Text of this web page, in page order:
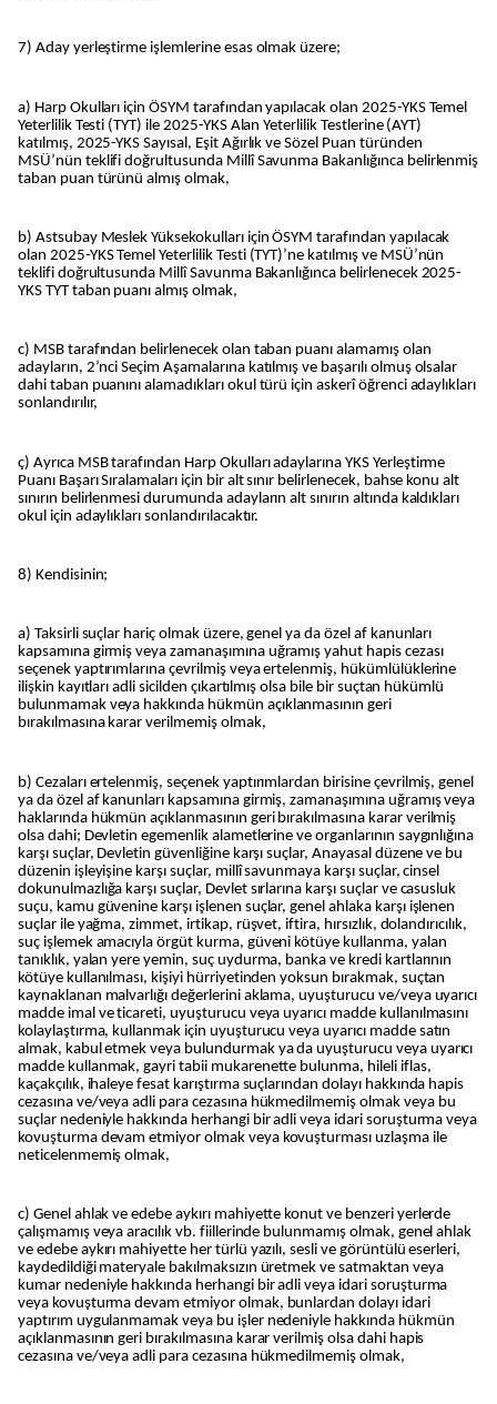
7) Aday yerleştirme işlemlerine esas olmak üzere;
a) Harp Okulları için ÖSYM tarafından yapılacak olan 2025-YKS Temel
Yeterlilik Testi (TYT) ile 2025-YKS Alan Yeterlilik Testlerine (AYT)
katılmış, 2025-YKS Sayısal, Eşit Ağırlık ve Sözel Puan türünden
MSÜ’nün teklifi doğrultusunda Millî Savunma Bakanlığınca belirlenmiş
taban puan türünü almış olmak,
b) Astsubay Meslek Yüksekokulları için ÖSYM tarafından yapılacak
olan 2025-YKS Temel Yeterlilik Testi (TYT)’ne katılmış ve MSÜ’nün
teklifi doğrultusunda Millî Savunma Bakanlığınca belirlenecek 2025-
YKS TYT taban puanı almış olmak,
c) MSB tarafından belirlenecek olan taban puanı alamamış olan
adayların, 2’nci Seçim Aşamalarına katılmış ve başarılı olmuş olsalar
dahi taban puanını alamadıkları okul türü için askerî öğrenci adaylıkları
sonlandırılır,
ç) Ayrıca MSB tarafından Harp Okulları adaylarına YKS Yerleştirme
Puanı Başarı Sıralamaları için bir alt sınır belirlenecek, bahse konu alt
sınırın belirlenmesi durumunda adayların alt sınırın altında kaldıkları
okul için adaylıkları sonlandırılacaktır.
8) Kendisinin;
a) Taksirli suçlar hariç olmak üzere, genel ya da özel af kanunları
kapsamına girmiş veya zamanaşımına uğramış yahut hapis cezası
seçenek yaptırımlarına çevrilmiş veya ertelenmiş, hükümlülüklerine
ilişkin kayıtları adli sicilden çıkartılmış olsa bile bir suçtan hükümlü
bulunmamak veya hakkında hükmün açıklanmasının geri
bırakılmasına karar verilmemiş olmak,
b) Cezaları ertelenmiş, seçenek yaptırımlardan birisine çevrilmiş, genel
ya da özel af kanunları kapsamına girmiş, zamanaşımına uğramış veya
haklarında hükmün açıklanmasının geri bırakılmasına karar verilmiş
olsa dahi; Devletin egemenlik alametlerine ve organlarının saygınlığına
karşı suçlar, Devletin güvenliğine karşı suçlar, Anayasal düzene ve bu
düzenin işleyişine karşı suçlar, millî savunmaya karşı suçlar, cinsel
dokunulmazlığa karşı suçlar, Devlet sırlarına karşı suçlar ve casusluk
suçu, kamu güvenine karşı işlenen suçlar, genel ahlaka karşı işlenen
suçlar ile yağma, zimmet, irtikap, rüşvet, iftira, hırsızlık, dolandırıcılık,
suç işlemek amacıyla örgüt kurma, güveni kötüye kullanma, yalan
tanıklık, yalan yere yemin, suç uydurma, banka ve kredi kartlarının
kötüye kullanılması, kişiyi hürriyetinden yoksun bırakmak, suçtan
kaynaklanan malvarlığı değerlerini aklama, uyuşturucu ve/veya uyarıcı
madde imal ve ticareti, uyuşturucu veya uyarıcı madde kullanılmasını
kolaylaştırma, kullanmak için uyuşturucu veya uyarıcı madde satın
almak, kabul etmek veya bulundurmak ya da uyuşturucu veya uyarıcı
madde kullanmak, gayri tabii mukarenette bulunma, hileli iflas,
kaçakçılık, ihaleye fesat karıştırma suçlarından dolayı hakkında hapis
cezasına ve/veya adli para cezasına hükmedilmemiş olmak veya bu
suçlar nedeniyle hakkında herhangi bir adli veya idari soruşturma veya
kovuşturma devam etmiyor olmak veya kovuşturması uzlaşma ile
neticelenmemiş olmak,
c) Genel ahlak ve edebe aykırı mahiyette konut ve benzeri yerlerde
çalışmamış veya aracılık vb. fiillerinde bulunmamış olmak, genel ahlak
ve edebe aykırı mahiyette her türlü yazılı, sesli ve görüntülü eserleri,
kaydedildiği materyale bakılmaksızın üretmek ve satmaktan veya
kumar nedeniyle hakkında herhangi bir adli veya idari soruşturma
veya kovuşturma devam etmiyor olmak, bunlardan dolayı idari
yaptırım uygulanmamak veya bu işler nedeniyle hakkında hükmün
açıklanmasının geri bırakılmasına karar verilmiş olsa dahi hapis
cezasına ve/veya adli para cezasına hükmedilmemiş olmak,